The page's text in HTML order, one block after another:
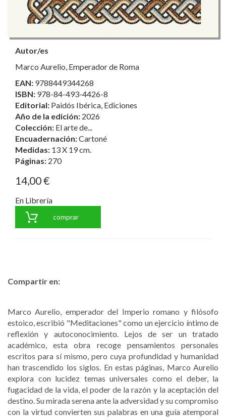
Autor/es
Marco Aurelio, Emperador de Roma
EAN: 9788449344268
ISBN: 978-84-493-4426-8
Editorial: Paidós Ibérica, Ediciones
Año de la edición: 2026
Colección: El arte de...
Encuadernación:Cartoné
Medidas: 13 X 19 cm.
Páginas: 270
14,00 €
En Librería
comprar
Compartir en:
Marco Aurelio, emperador del Imperio romano y filósofo
estoico, escribió "Meditaciones" como un ejercicio íntimo de
reflexión y autoconocimiento. Lejos de ser un tratado
académico, esta obra recoge pensamientos personales
escritos para sí mismo, pero cuya profundidad y humanidad
han trascendido los siglos. En estas páginas, Marco Aurelio
explora con lucidez temas universales como el deber, la
fugacidad de la vida, el poder de la razón y la aceptación del
destino. Su mirada serena ante la adversidad y su compromiso
con la virtud convierten sus palabras en una guía atemporal